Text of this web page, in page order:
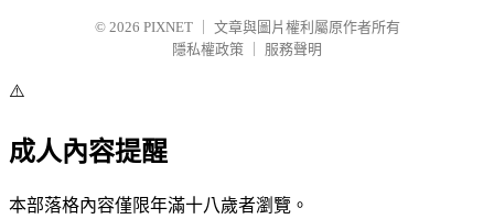
© 2026 PIXNET
文章與圖片權利屬原作者所有
隱私權政策
服務聲明
⚠️
成人內容提醒
本部落格內容僅限年滿十八歲者瀏覽。